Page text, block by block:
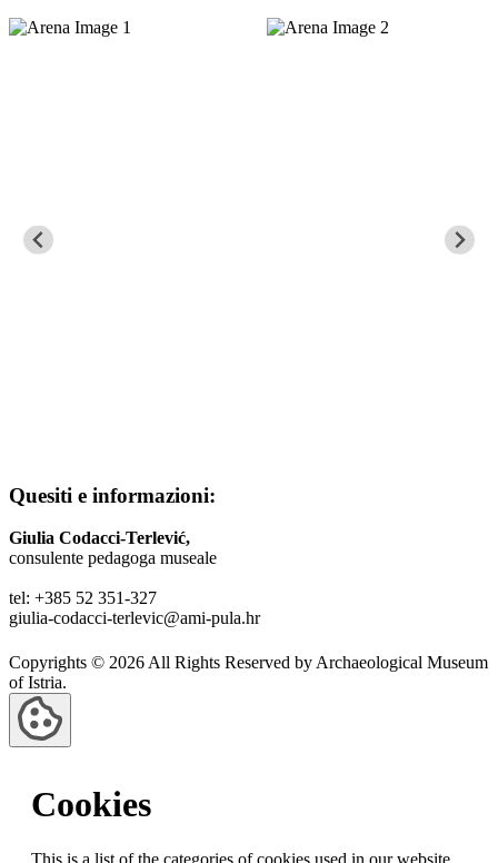
Quesiti e informazioni:
Giulia Codacci-Terlević,
consulente pedagoga museale
tel: +385 52 351-327
giulia-codacci-terlevic@ami-pula.hr
Copyrights © 2026 All Rights Reserved by Archaeological Museum
of Istria.